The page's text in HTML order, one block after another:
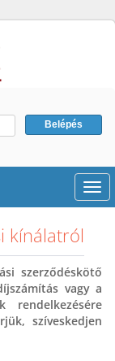
kínálatról
szerződéskötő
vagy a
rendelkezésére
szíveskedjen